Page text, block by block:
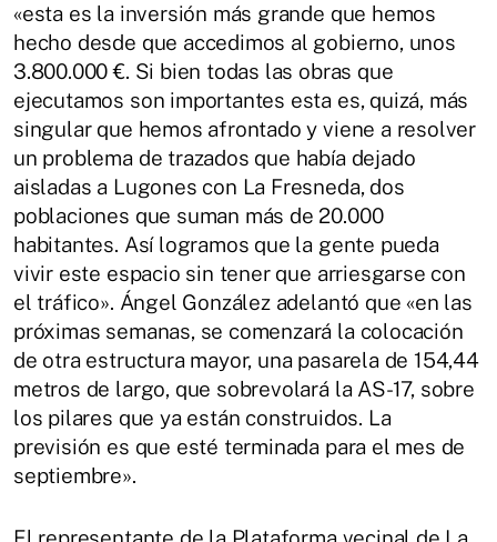
«esta es la inversión más grande que hemos
hecho desde que accedimos al gobierno, unos
3.800.000 €. Si bien todas las obras que
ejecutamos son importantes esta es, quizá, más
singular que hemos afrontado y viene a resolver
un problema de trazados que había dejado
aisladas a Lugones con La Fresneda, dos
poblaciones que suman más de 20.000
habitantes. Así logramos que la gente pueda
vivir este espacio sin tener que arriesgarse con
el tráfico». Ángel González adelantó que «en las
próximas semanas, se comenzará la colocación
de otra estructura mayor, una pasarela de 154,44
metros de largo, que sobrevolará la AS-17, sobre
los pilares que ya están construidos. La
previsión es que esté terminada para el mes de
septiembre».
El representante de la Plataforma vecinal de La